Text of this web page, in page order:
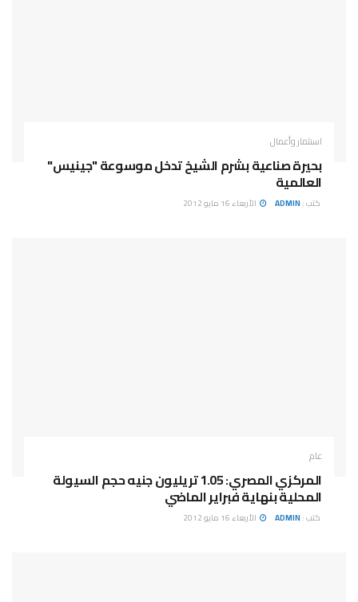
استثمار وأعمال
بحيرة صناعية بشرم الشيخ تدخل موسوعة "جينيس"
العالمية
كتب : ADMIN الأربعاء 16 مايو 2012
عام
المركزي المصري: 1.05 تريليون جنيه حجم السيولة
المحلية بنهاية فبراير الماضي
كتب : ADMIN الأربعاء 16 مايو 2012